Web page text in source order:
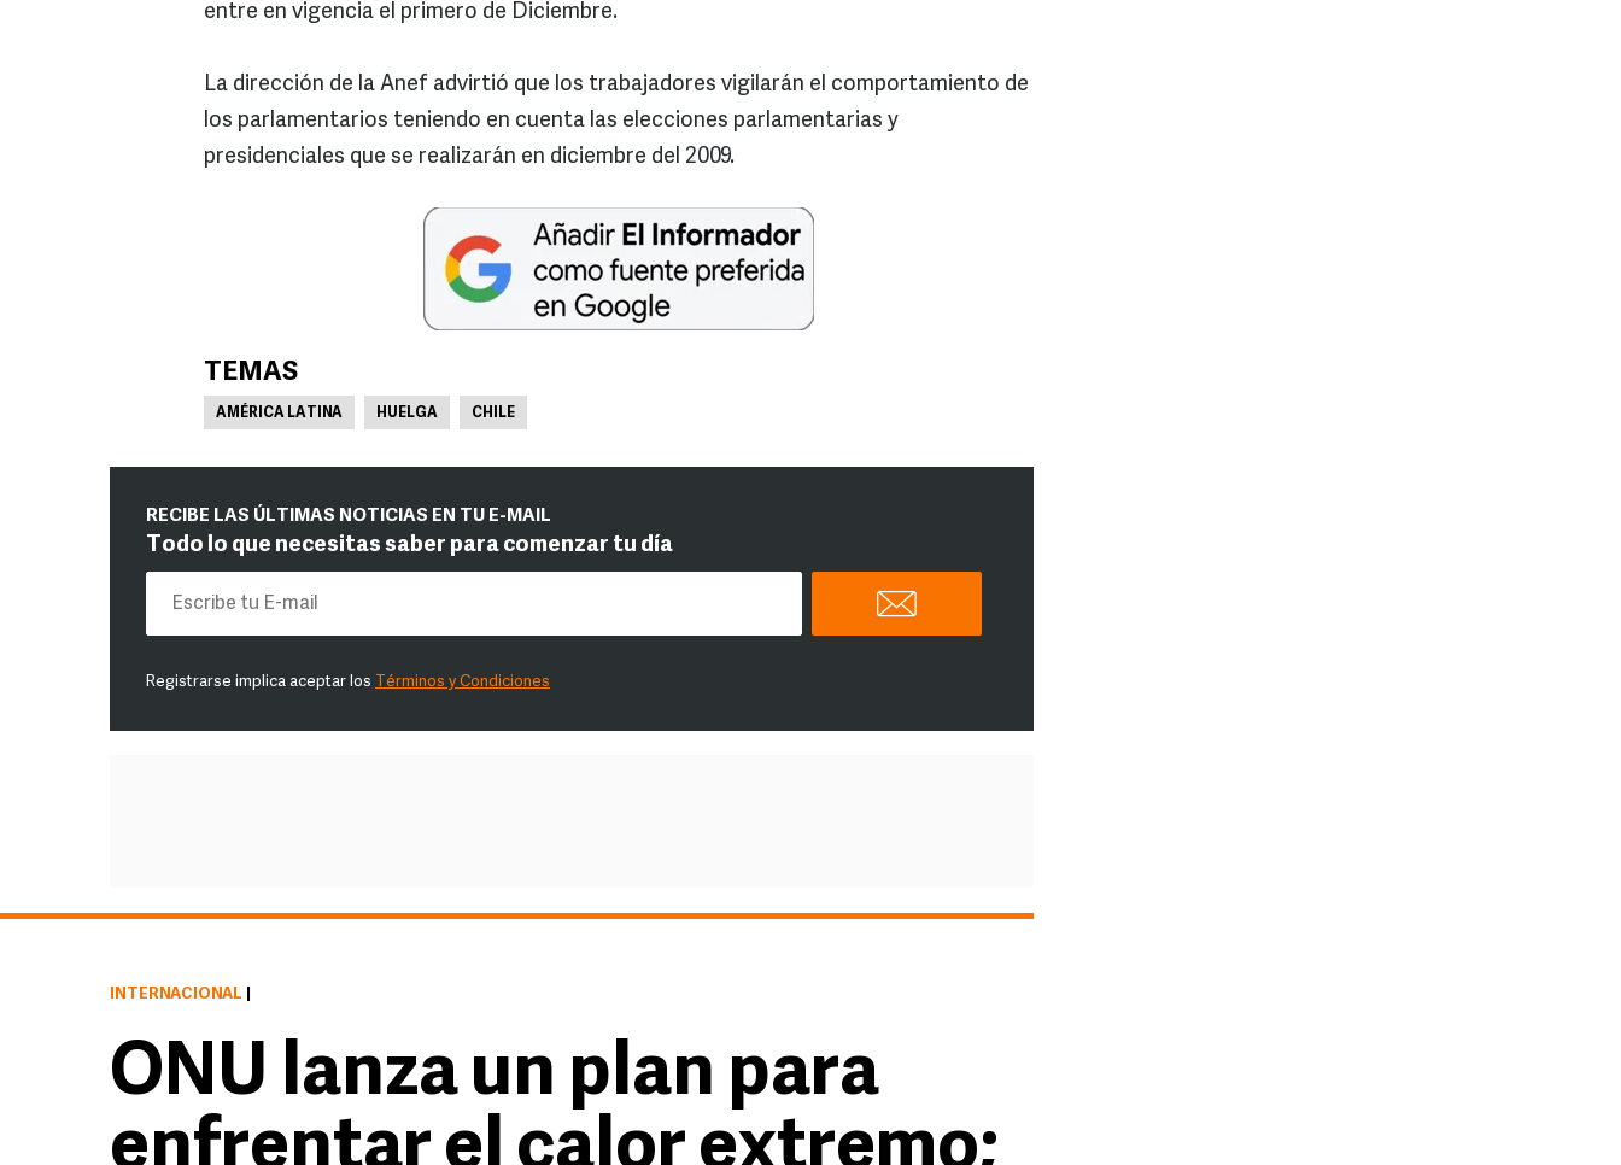
entre en vigencia el primero de Diciembre.
La dirección de la Anef advirtió que los trabajadores vigilarán el comportamiento de
los parlamentarios teniendo en cuenta las elecciones parlamentarias y
presidenciales que se realizarán en diciembre del 2009.
TEMAS
AMÉRICA LATINA HUELGA CHILE
RECIBE LAS ÚLTIMAS NOTICIAS EN TU E-MAIL
Todo lo que necesitas saber para comenzar tu día
Registrarse implica aceptar los Términos y Condiciones
INTERNACIONAL
ONU lanza un plan para
enfrentar el calor extremo;